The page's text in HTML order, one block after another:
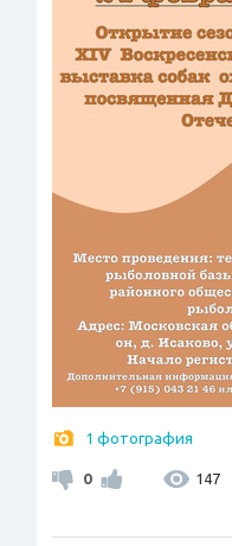
1 фотография
0 147